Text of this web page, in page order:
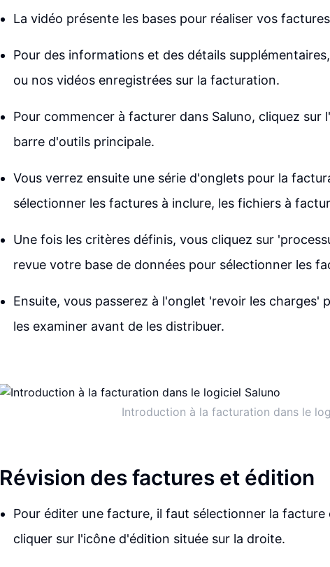
La vidéo présente les bases pour réaliser vos
Pour des informations et des détails
ou nos vidéos enregistrées sur la facturation.
Pour commencer à facturer dans Saluno, cliquez sur
barre d'outils principale.
Vous verrez ensuite une série d'onglets pour la
sélectionner les factures à inclure, les fichiers à
Une fois les critères définis, vous cliquez sur
revue votre base de données pour sélectionner les
Ensuite, vous passerez à l'onglet 'revoir les charges'
les examiner avant de les distribuer.
Introduction à la facturation dans le
Révision des factures et édition
Pour éditer une facture, il faut sélectionner la
cliquer sur l'icône d'édition située sur la droite.